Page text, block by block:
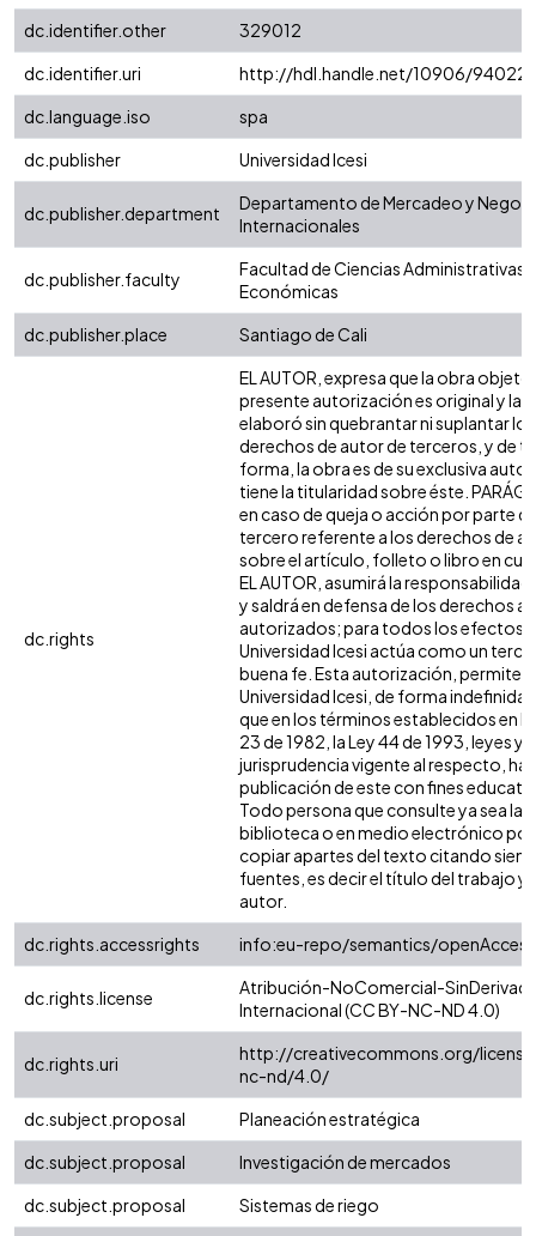
dc.identifier.other
329012
dc.identifier.uri
http://hdl.handle.net/10906/94022
dc.language.iso
spa
dc.publisher
Universidad Icesi
dc.publisher.department
Departamento de Mercadeo y
Internacionales
dc.publisher.faculty
Facultad de Ciencias Administrativas y
Económicas
dc.publisher.place
Santiago de Cali
dc.rights
EL AUTOR, expresa que la obra objeto
presente autorización es original y la
elaboró sin quebrantar ni suplantar los
derechos de autor de terceros, y de
forma, la obra es de su exclusiva
tiene la titularidad sobre éste.
en caso de queja o acción por parte
tercero referente a los derechos de
sobre el artículo, folleto o libro en
EL AUTOR, asumirá la
y saldrá en defensa de los derechos
autorizados; para todos los efectos,
Universidad Icesi actúa como un
buena fe. Esta autorización, permite a
Universidad Icesi, de forma indefinida,
que en los términos establecidos en la
23 de 1982, la Ley 44 de 1993, leyes y
jurisprudencia vigente al respecto,
publicación de este con fines
Todo persona que consulte ya sea la
biblioteca o en medio electrónico
copiar apartes del texto citando
fuentes, es decir el título del trabajo y
autor.
dc.rights.accessrights
info:eu-repo/semantics/openAccess
dc.rights.license
Atribución-NoComercial-
Internacional (CC BY-NC-ND 4.0)
dc.rights.uri
http://creativecommons.org/
nc-nd/4.0/
dc.subject.proposal
Planeación estratégica
dc.subject.proposal
Investigación de mercados
dc.subject.proposal
Sistemas de riego